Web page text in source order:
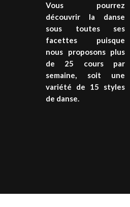
Vous pourrez
découvrir la danse
sous toutes ses
facettes puisque
nous proposons plus
de 25 cours par
semaine, soit une
variété de 15 styles
de danse.